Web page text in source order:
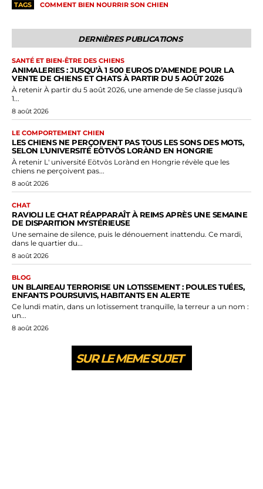
TAGS COMMENT BIEN NOURRIR SON CHIEN
DERNIÈRES PUBLICATIONS
SANTÉ ET BIEN-ÊTRE DES CHIENS
ANIMALERIES : JUSQU’À 1 500 EUROS D’AMENDE POUR LA
VENTE DE CHIENS ET CHATS À PARTIR DU 5 AOÛT 2026
À retenir À partir du 5 août 2026, une amende de 5e classe jusqu'à
1...
8 août 2026
LE COMPORTEMENT CHIEN
LES CHIENS NE PERÇOIVENT PAS TOUS LES SONS DES MOTS,
SELON L’UNIVERSITÉ EÖTVÖS LORÀND EN HONGRIE
À retenir L' université Eötvös Lorànd en Hongrie révèle que les
chiens ne perçoivent pas...
8 août 2026
CHAT
RAVIOLI LE CHAT RÉAPPARAÎT À REIMS APRÈS UNE SEMAINE
DE DISPARITION MYSTÉRIEUSE
Une semaine de silence, puis le dénouement inattendu. Ce mardi,
dans le quartier du...
8 août 2026
BLOG
UN BLAIREAU TERRORISE UN LOTISSEMENT : POULES TUÉES,
ENFANTS POURSUIVIS, HABITANTS EN ALERTE
Ce lundi matin, dans un lotissement tranquille, la terreur a un nom :
un...
8 août 2026
SUR LE MEME SUJET